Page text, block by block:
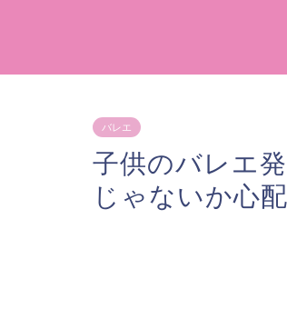
バレエ
子供のバレエ
じゃないか心配